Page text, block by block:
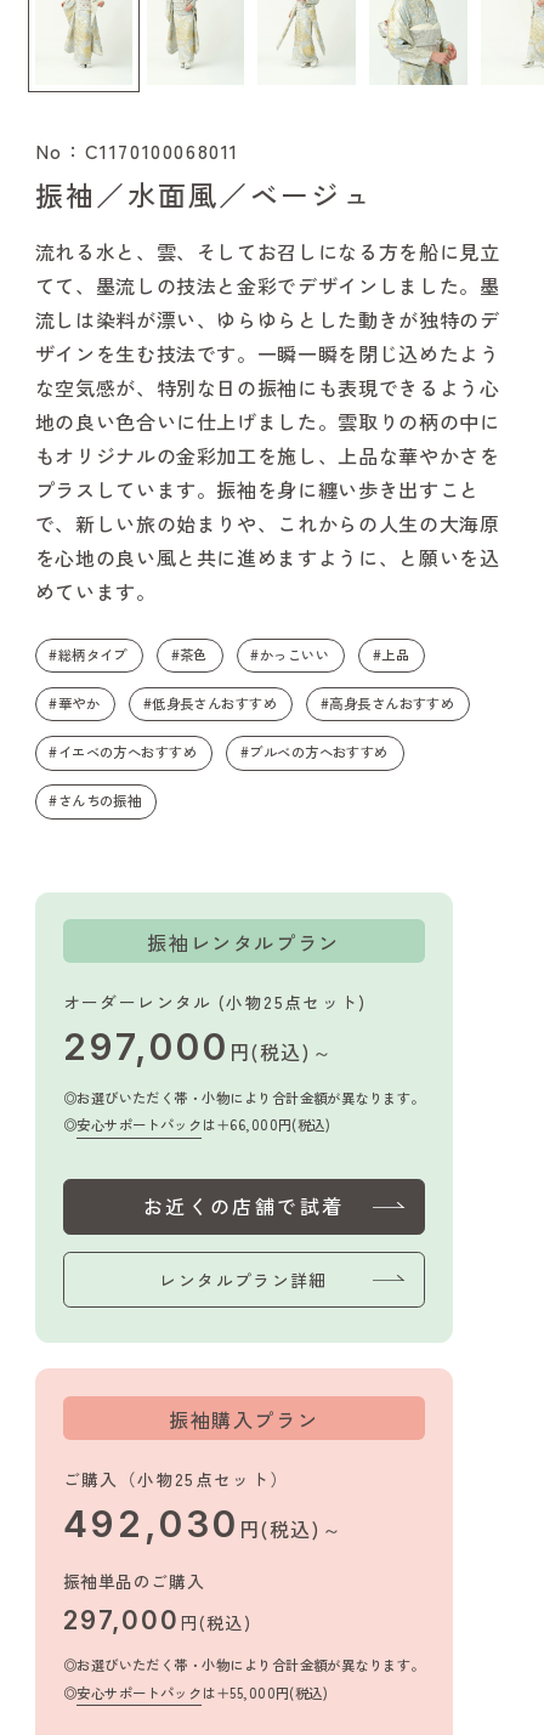
No：C1170100068011
振袖／水面風／ベージュ
流れる水と、雲、そしてお召しになる方を船に見立
てて、墨流しの技法と金彩でデザインしました。墨
流しは染料が漂い、ゆらゆらとした動きが独特のデ
ザインを生む技法です。一瞬一瞬を閉じ込めたよう
な空気感が、特別な日の振袖にも表現できるよう心
地の良い色合いに仕上げました。雲取りの柄の中に
もオリジナルの金彩加工を施し、上品な華やかさを
プラスしています。振袖を身に纏い歩き出すこと
で、新しい旅の始まりや、これからの人生の大海原
を心地の良い風と共に進めますように、と願いを込
めています。
#総柄タイプ #茶色 #かっこいい #上品
#華やか #低身長さんおすすめ #高身長さんおすすめ
#イエベの方へおすすめ #ブルベの方へおすすめ
#さんちの振袖
振袖レンタルプラン
オーダーレンタル (小物25点セット)
297,000 円(税込)～
お選びいただく帯・小物により合計金額が異なります。
安心サポートパックは＋66,000円(税込)
お近くの店舗で試着
レンタルプラン詳細
振袖購入プラン
ご購入（小物25点セット）
492,030 円(税込)～
振袖単品のご購入
297,000 円(税込)
お選びいただく帯・小物により合計金額が異なります。
安心サポートパックは＋55,000円(税込)